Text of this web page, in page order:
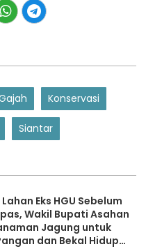
Konservasi
Siantar
Eks HGU Sebelum
Wakil Bupati Asahan
Jagung untuk
dan Bekal Hidup